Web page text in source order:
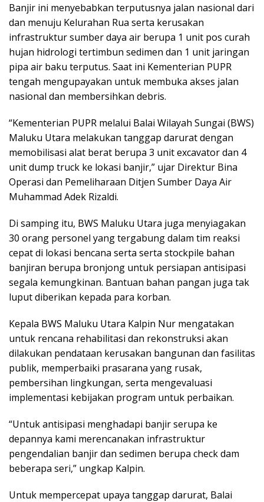
Banjir ini menyebabkan terputusnya jalan nasional dari
dan menuju Kelurahan Rua serta kerusakan
infrastruktur sumber daya air berupa 1 unit pos curah
hujan hidrologi tertimbun sedimen dan 1 unit jaringan
pipa air baku terputus. Saat ini Kementerian PUPR
tengah mengupayakan untuk membuka akses jalan
nasional dan membersihkan debris.
“Kementerian PUPR melalui Balai Wilayah Sungai (BWS)
Maluku Utara melakukan tanggap darurat dengan
memobilisasi alat berat berupa 3 unit excavator dan 4
unit dump truck ke lokasi banjir,” ujar Direktur Bina
Operasi dan Pemeliharaan Ditjen Sumber Daya Air
Muhammad Adek Rizaldi.
Di samping itu, BWS Maluku Utara juga menyiagakan
30 orang personel yang tergabung dalam tim reaksi
cepat di lokasi bencana serta serta stockpile bahan
banjiran berupa bronjong untuk persiapan antisipasi
segala kemungkinan. Bantuan bahan pangan juga tak
luput diberikan kepada para korban.
Kepala BWS Maluku Utara Kalpin Nur mengatakan
untuk rencana rehabilitasi dan rekonstruksi akan
dilakukan pendataan kerusakan bangunan dan fasilitas
publik, memperbaiki prasarana yang rusak,
pembersihan lingkungan, serta mengevaluasi
implementasi kebijakan program untuk perbaikan.
“Untuk antisipasi menghadapi banjir serupa ke
depannya kami merencanakan infrastruktur
pengendalian banjir dan sedimen berupa check dam
beberapa seri,” ungkap Kalpin.
Untuk mempercepat upaya tanggap darurat, Balai